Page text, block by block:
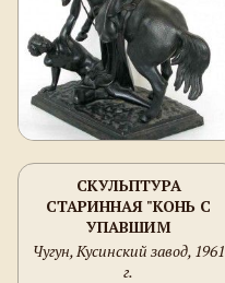
СКУЛЬПТУРА
СТАРИННАЯ "КОНЬ С
УПАВШИМ
ВСАДНИКОМ"
Чугун, Кусинский завод, 1961
г.